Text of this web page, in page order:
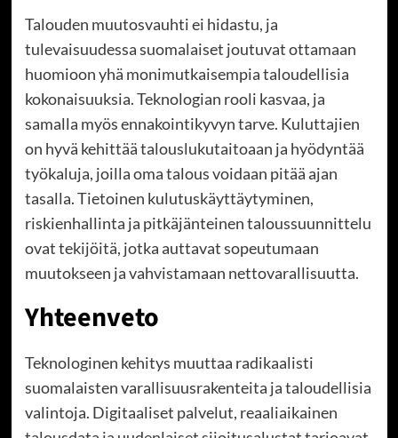
Talouden muutosvauhti ei hidastu, ja
tulevaisuudessa suomalaiset joutuvat ottamaan
huomioon yhä monimutkaisempia taloudellisia
kokonaisuuksia. Teknologian rooli kasvaa, ja
samalla myös ennakointikyvyn tarve. Kuluttajien
on hyvä kehittää talouslukutaitoaan ja hyödyntää
työkaluja, joilla oma talous voidaan pitää ajan
tasalla. Tietoinen kulutuskäyttäytyminen,
riskienhallinta ja pitkäjänteinen taloussuunnittelu
ovat tekijöitä, jotka auttavat sopeutumaan
muutokseen ja vahvistamaan nettovarallisuutta.
Yhteenveto
Teknologinen kehitys muuttaa radikaalisti
suomalaisten varallisuusrakenteita ja taloudellisia
valintoja. Digitaaliset palvelut, reaaliaikainen